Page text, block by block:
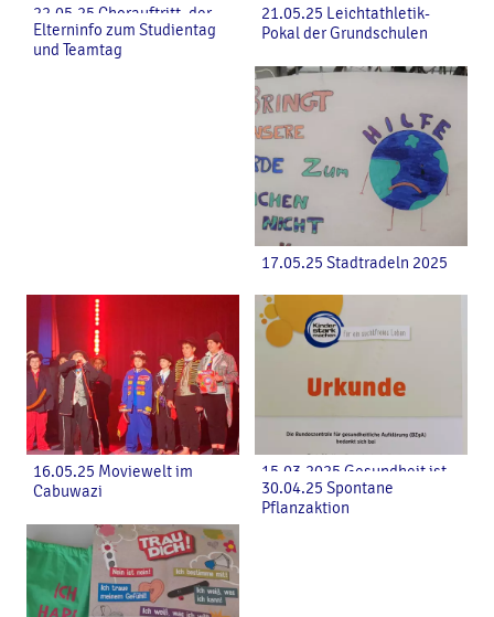
22.05.25 Chorauftritt, der
Freude bringt
21.05.25 Leichtathletik-
Pokal der Grundschulen
Elterninfo zum Studientag
und Teamtag
17.05.25 Stadtradeln 2025
16.05.25 Moviewelt im
Cabuwazi
15.03.2025 Gesundheit ist
alles
30.04.25 Spontane
Pflanzaktion